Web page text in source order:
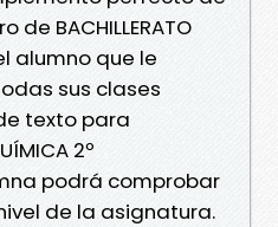
de BACHILLERATO
alumno que le
sus clases
texto para
2º
podrá comprobar
de la asignatura.